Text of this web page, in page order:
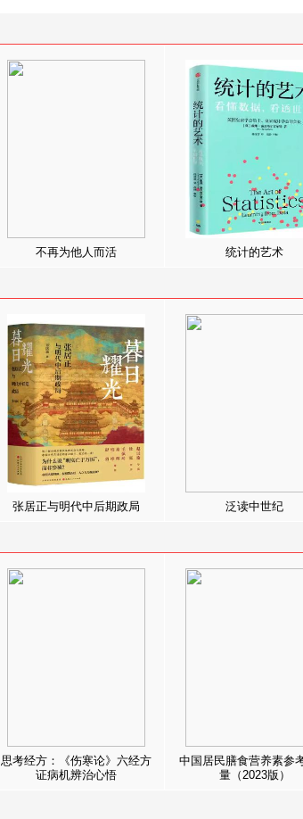
不再为他人而活 统计的艺术
张居正与明代中后期政局 泛读中世纪
思考经方：《伤寒论》六经方
证病机辨治心悟
中国居民膳食营养素参
量（2023版）